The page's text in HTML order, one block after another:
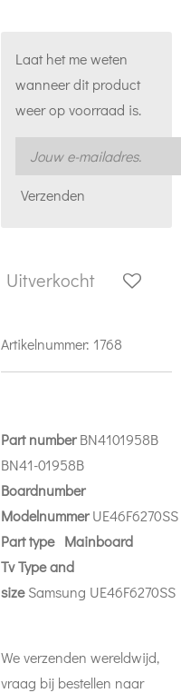
Laat het me weten
wanneer dit product
weer op voorraad is.
Verzenden
Uitverkocht
Artikelnummer: 1768
Part numberBN4101958B
BN41-01958B
Boardnumber
ModelnummerUE46F6270SS
Parttype Mainboard
Tv Type and
sizeSamsung UE46F6270SS
We verzenden wereldwijd,
vraag bij bestellen naar